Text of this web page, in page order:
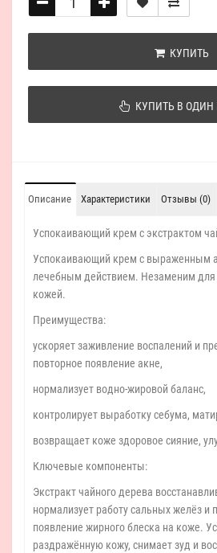
КУПИТЬ
КУПИТЬ В ОДИН
Описание Характеристики Отзывы (0)
Успокаивающий крем с экстрактом
Успокаивающий крем с выраженным
лечебным действием. Незаменим для
кожей.
Преимущества:
ускоряет заживление воспалений и
повторное появление акне,
нормализует водно-жировой баланс,
контролирует выработку себума,
возвращает коже здоровое сияние,
Ключевые компоненты:
Экстракт чайного дерева
нормализует работу сальных желёз и
появление жирного блеска на коже.
раздражённую кожу, снимает зуд и